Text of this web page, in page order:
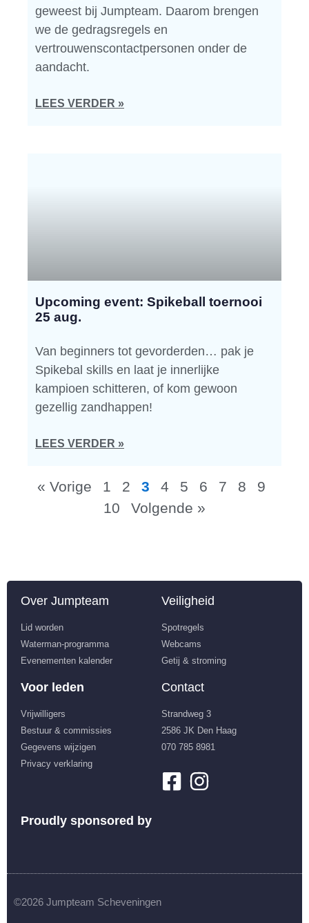
geweest bij Jumpteam. Daarom brengen
we de gedragsregels en
vertrouwenscontactpersonen onder de
aandacht.
LEES VERDER »
Upcoming event: Spikeball toernooi
25 aug.
Van beginners tot gevorderden… pak je
Spikebal skills en laat je innerlijke
kampioen schitteren, of kom gewoon
gezellig zandhappen!
LEES VERDER »
« Vorige 1 2 3 4 5 6 7 8
9
10
Volgende »
Over Jumpteam
Lid worden
Waterman-programma
Evenementen kalender
Veiligheid
Spotregels
Webcams
Getij & stroming
Voor leden
Vrijwilligers
Bestuur & commissies
Gegevens wijzigen
Privacy verklaring
Contact
Strandweg 3
2586 JK Den Haag
070 785 8981
Proudly sponsored by
©2026 Jumpteam Scheveningen